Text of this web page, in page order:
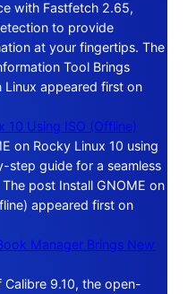
with Fastfetch 2.65,
to provide
at your fingertips. The
Tool Brings
appeared first on
10 Using ISO (Offline)
on Rocky Linux 10 using
step guide for a seamless
post Install GNOME on
appeared first on
Manager Brings New
9.10, the open-